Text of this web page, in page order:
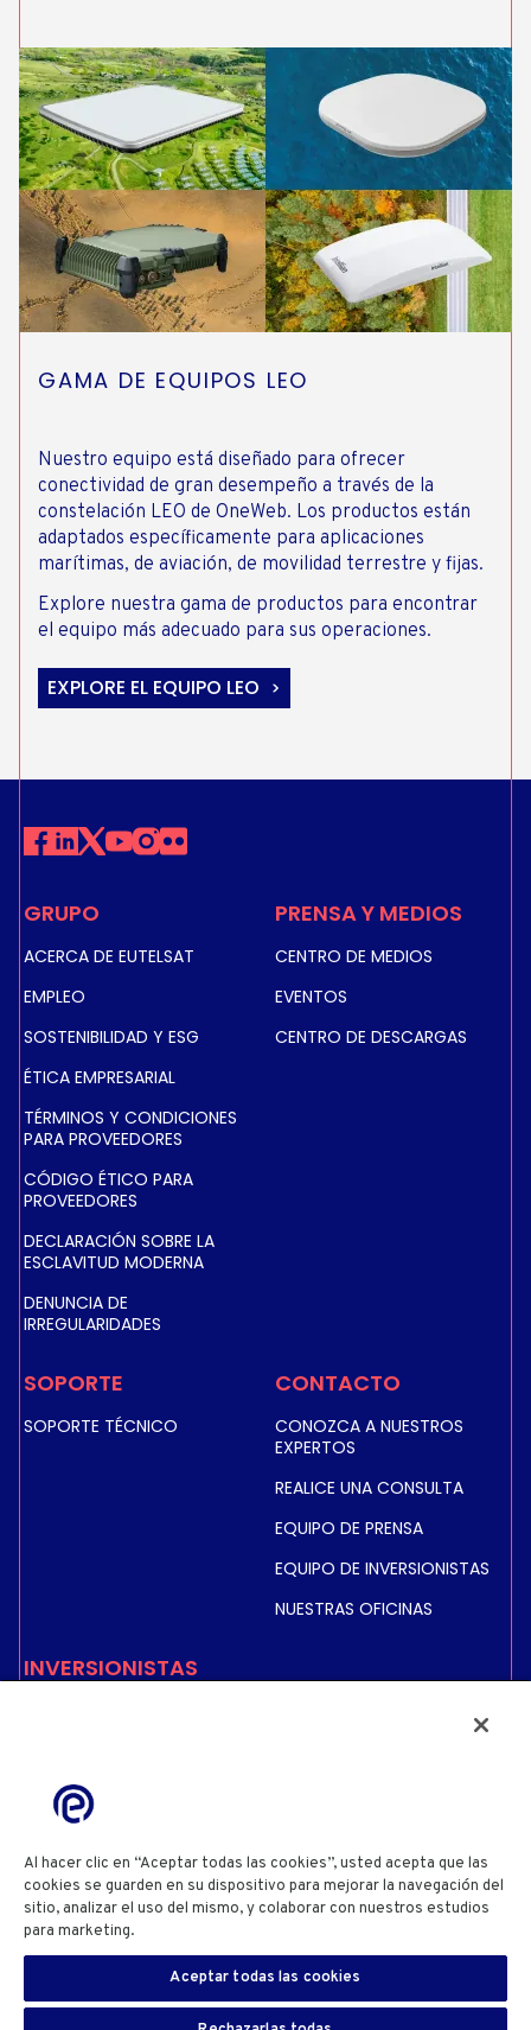
ES
GAMA DE EQUIPOS LEO
Nuestro equipo está diseñado para ofrecer
conectividad de gran desempeño a través de la
constelación LEO de OneWeb. Los productos están
adaptados específicamente para aplicaciones
marítimas, de aviación, de movilidad terrestre y fijas.
Explore nuestra gama de productos para encontrar
el equipo más adecuado para sus operaciones.
EXPLORE EL EQUIPO LEO
GRUPO
ACERCA DE EUTELSAT
EMPLEO
SOSTENIBILIDAD Y ESG
ÉTICA EMPRESARIAL
TÉRMINOS Y CONDICIONES
PARA PROVEEDORES
CÓDIGO ÉTICO PARA
PROVEEDORES
DECLARACIÓN SOBRE LA
ESCLAVITUD MODERNA
DENUNCIA DE
IRREGULARIDADES
PRENSA Y MEDIOS
CENTRO DE MEDIOS
EVENTOS
CENTRO DE DESCARGAS
SOPORTE
SOPORTE TÉCNICO
CONTACTO
CONOZCA A NUESTROS
EXPERTOS
REALICE UNA CONSULTA
EQUIPO DE PRENSA
EQUIPO DE INVERSIONISTAS
NUESTRAS OFICINAS
INVERSIONISTAS
INFORMACIÓN REGULADA
ACCIONISTAS
POLÍTICA DE PRIVACIDAD
POLÍTICA DE COOKIES
CONFIGURACIÓN DE COOKIES
TÉRMINOS Y CONDICIONES DE USO DEL SITIO WEB
INFORMACIÓN DEL SITIO WEB
DIVULGACIÓN DE INFORMACIÓN SOBRE SEGURIDAD
Al hacer clic en “Aceptar todas las cookies”, usted acepta que las
cookies se guarden en su dispositivo para mejorar la navegación del
sitio, analizar el uso del mismo, y colaborar con nuestros estudios
para marketing.
Aceptar todas las cookies